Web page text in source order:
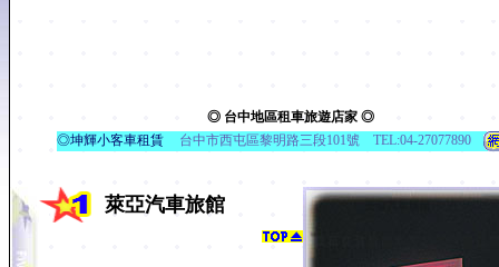
◎ 台中地區租車旅遊店家 ◎
◎坤輝小客車租賃
台中市西屯區黎明路三段101號 TEL:04-27077890
萊亞汽車旅館